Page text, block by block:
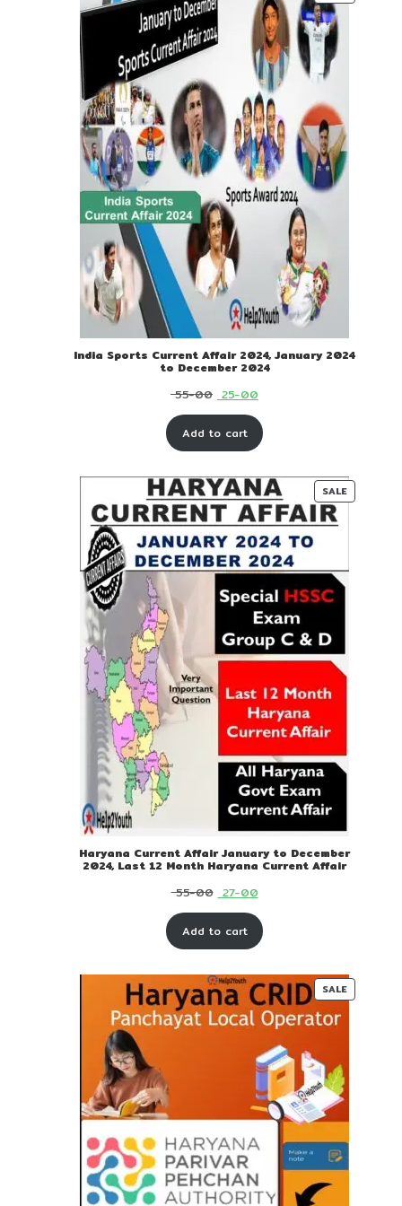
India Sports Current Affair 2024, January 2024
to December 2024
55-00 Original
price
was:
00.
25-00Current
price
is:
00.
Add to cart
SALE
Haryana Current Affair January to December
2024, Last 12 Month Haryana Current Affair
55-00 Original
price
was:
00.
27-00Current
price
is:
00.
Add to cart
SALE